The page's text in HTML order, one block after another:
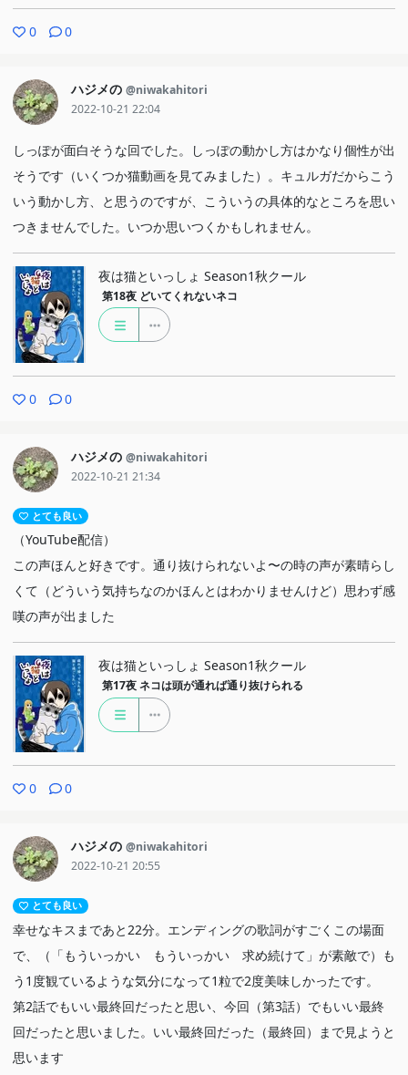
見て、あ！ここから入れる！とは発想しませんでした。面白いです
いっぱいでその代わりにたくさんのでこぼこで溢れたとても魅力的
な世界も、プリンのすっきりとした宝石のような世界も、ジョブ子
の猪突猛進我が道を行く世界も、たくみんの物語本と可愛いで満ち
た世界も、そしてこの猫みたいなどこまでも自由に移動できる世界
も、溶け合ってひとつのお家づくりが始まります。始まっていま
す。
0 0
ハジメの @niwakahitori
2022-10-21 22:04
しっぽが面白そうな回でした。しっぽの動かし方はかなり個性が出
そうです（いくつか猫動画を見てみました）。キュルガだからこう
いう動かし方、と思うのですが、こういうの具体的なところを思い
つきませんでした。いつか思いつくかもしれません。
夜は猫といっしょ Season1秋クール
第18夜 どいてくれないネコ
0 0
ハジメの @niwakahitori
2022-10-21 21:34
とても良い
（YouTube配信）
この声ほんと好きです。通り抜けられないよ〜の時の声が素晴らし
くて（どういう気持ちなのかほんとはわかりませんけど）思わず感
嘆の声が出ました
夜は猫といっしょ Season1秋クール
第17夜 ネコは頭が通れば通り抜けられる
0 0
ハジメの @niwakahitori
2022-10-21 20:55
とても良い
幸せなキスまであと22分。エンディングの歌詞がすごくこの場面
で、（「もういっかい もういっかい 求め続けて」が素敵で）も
う1度観ているような気分になって1粒で2度美味しかったです。
第2話でもいい最終回だったと思い、今回（第3話）でもいい最終
回だったと思いました。いい最終回だった（最終回）まで見ようと
思います